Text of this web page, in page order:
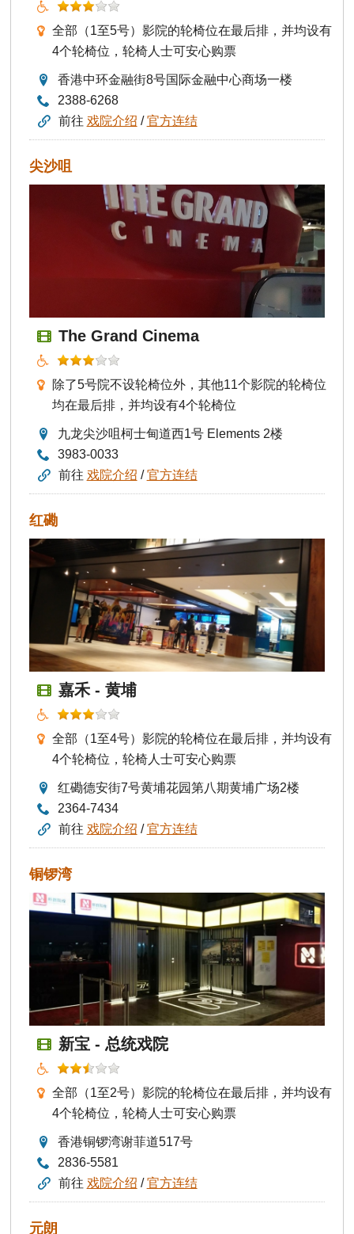
全部（1至5号）影院的轮椅位在最后排，并均设有
4个轮椅位，轮椅人士可安心购票
香港中环金融街8号国际金融中心商场一楼
2388-6268
前往 戏院介绍 /官方连结
尖沙咀
The Grand Cinema
除了5号院不设轮椅位外，其他11个影院的轮椅位
均在最后排，并均设有4个轮椅位
九龙尖沙咀柯士甸道西1号 Elements 2楼
3983-0033
前往 戏院介绍 /官方连结
红磡
嘉禾 - 黄埔
全部（1至4号）影院的轮椅位在最后排，并均设有
4个轮椅位，轮椅人士可安心购票
红磡德安街7号黄埔花园第八期黄埔广场2楼
2364-7434
前往 戏院介绍 /官方连结
铜锣湾
新宝 - 总统戏院
全部（1至2号）影院的轮椅位在最后排，并均设有
4个轮椅位，轮椅人士可安心购票
香港铜锣湾谢菲道517号
2836-5581
前往 戏院介绍 /官方连结
元朗